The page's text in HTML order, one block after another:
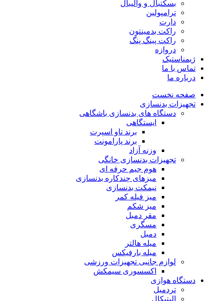
بسکتبال و والیبال
ترامپولین
دارت
راکت بدمینتون
راکت پینگ پنگ
دروازه
ژیمناستیک
تماس با ما
درباره ما
صفحه نخست
تجهیزات بدنسازی
دستگاه های بدنسازی باشگاهی
ایستگاهی
برند تاو اسپرت
برند پارامونت
وزنه آزاد
تجهیزات بدنسازی خانگی
هوم جیم حرفه ای
میزهای چندکاره بدنسازی
نیمکت بدنسازی
میز فیله کمر
میز شکم
مقر دمبل
مسگری
دمبل
میله هالتر
میله بارفیکس
لوازم جانبی تجهیزات ورزشی
اکسسوری سیمکش
دستگاه هوازی
تردمیل
الپتیکال